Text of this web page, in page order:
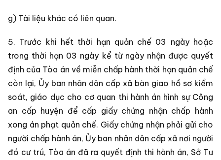
g) Tài liệu khác có liên quan.
5. Trước khi hết thời hạn quản chế 03 ngày hoặc
trong thời hạn 03 ngày kể từ ngày nhận được quyết
định của Tòa án về miễn chấp hành thời hạn quản chế
còn lại, Ủy ban nhân dân cấp xã bàn giao hồ sơ kiểm
soát, giáo dục cho cơ quan thi hành án hình sự Công
an cấp huyện để cấp giấy chứng nhận chấp hành
xong án phạt quản chế. Giấy chứng nhận phải gửi cho
người chấp hành án, Ủy ban nhân dân cấp xã nơi người
đó cư trú, Tòa án đã ra quyết định thi hành án, Sở Tư